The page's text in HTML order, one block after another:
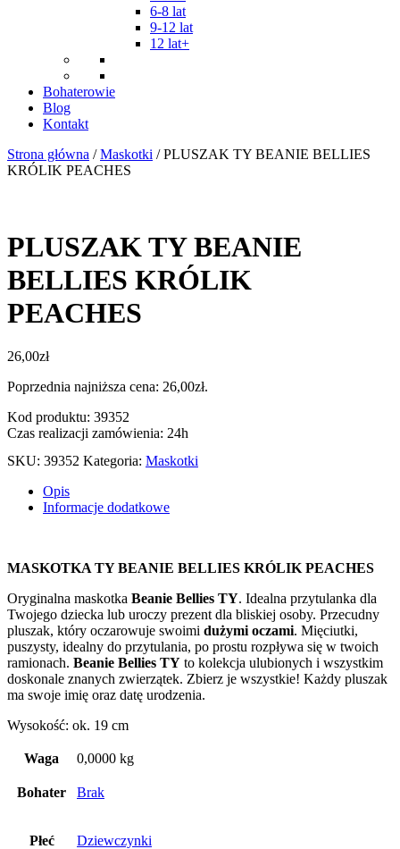
6-8 lat
9-12 lat
12 lat+
Bohaterowie
Blog
Kontakt
Strona główna /Maskotki / PLUSZAK TY BEANIE BELLIES
KRÓLIK PEACHES
PLUSZAK TY BEANIE
BELLIES KRÓLIK
PEACHES
26,00zł
Poprzednia najniższa cena: 26,00zł.
Kod produktu: 39352
Czas realizacji zamówienia: 24h
SKU: 39352 Kategoria: Maskotki
Opis
Informacje dodatkowe
MASKOTKA TY BEANIE BELLIES KRÓLIK PEACHES
Oryginalna maskotka Beanie Bellies TY. Idealna przytulanka dla
Twojego dziecka lub uroczy prezent dla bliskiej osoby. Przecudny
pluszak, który oczarowuje swoimi dużymi oczami. Mięciutki,
puszysty, idealny do przytulania, po prostu rozpływa się w twoich
ramionach. Beanie Bellies TY to kolekcja ulubionych i wszystkim
doskonale znanych zwierzątek. Zbierz je wszystkie! Każdy pluszak
ma swoje imię oraz datę urodzenia.
Wysokość: ok. 19 cm
Waga 0,0000 kg
Bohater Brak
Płeć Dziewczynki